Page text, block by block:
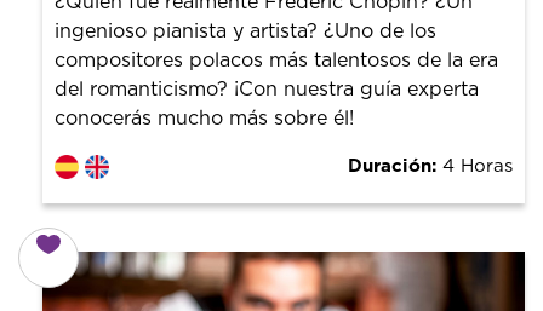
ingenioso pianista y artista? ¿Uno de los
compositores polacos más talentosos de la era
del romanticismo? ¡Con nuestra guía experta
conocerás mucho más sobre él!
Duración: 4 Horas